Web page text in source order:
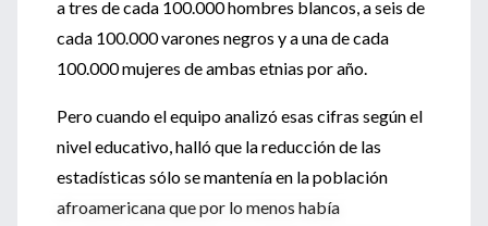
a tres de cada 100.000 hombres blancos, a seis de
cada 100.000 varones negros y a una de cada
100.000 mujeres de ambas etnias por año.
Pero cuando el equipo analizó esas cifras según el
nivel educativo, halló que la reducción de las
estadísticas sólo se mantenía en la población
afroamericana que por lo menos había